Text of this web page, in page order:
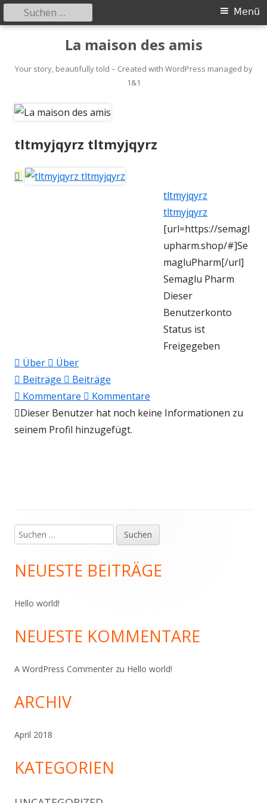
Inhalt
La maison des amis
Your story, beautifully told – Created with WordPress managed by
1&1
Primäres
Menü
Suchen
nach:
tltmyjqyrz tltmyjqyrz
tltmyjqyrz
tltmyjqyrz
[url=https://semagl
upharm.shop/#]Se
magluPharm[/url]
Semaglu Pharm
Dieser
Benutzerkonto
Status ist
Freigegeben
Über
Über
Beiträge
Beiträge
Kommentare
Kommentare
Dieser Benutzer hat noch keine Informationen zu
seinem Profil hinzugefügt.
Haupt-
Seitenleiste
Suchen
nach:
NEUESTE BEITRÄGE
Hello world!
NEUESTE KOMMENTARE
A WordPress Commenter zu Hello world!
ARCHIV
April 2018
KATEGORIEN